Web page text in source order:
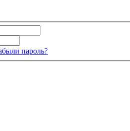
пароль?